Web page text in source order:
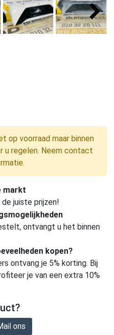
op voorraad maar binnen
u regelen. Neem contact
markt
juiste prijzen!
ontvangt u het binnen
kopen?
ontvang je 5% korting. Bij
je van een extra 10%
ons